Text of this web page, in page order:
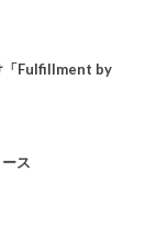
「Fulfillment by
ス